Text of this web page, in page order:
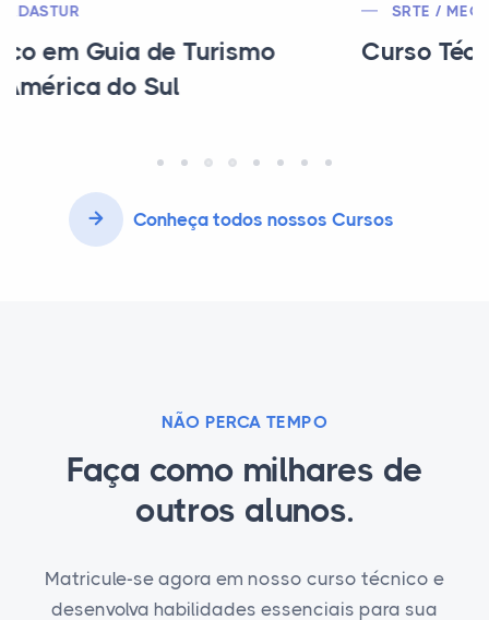
SRTE / MEC / CEE
Curso Técnico em Secretariado
Conheça todos nossos Cursos
NÃO PERCA TEMPO
Faça como milhares de
outros alunos.
Matricule-se agora em nosso curso técnico e
desenvolva habilidades essenciais para sua